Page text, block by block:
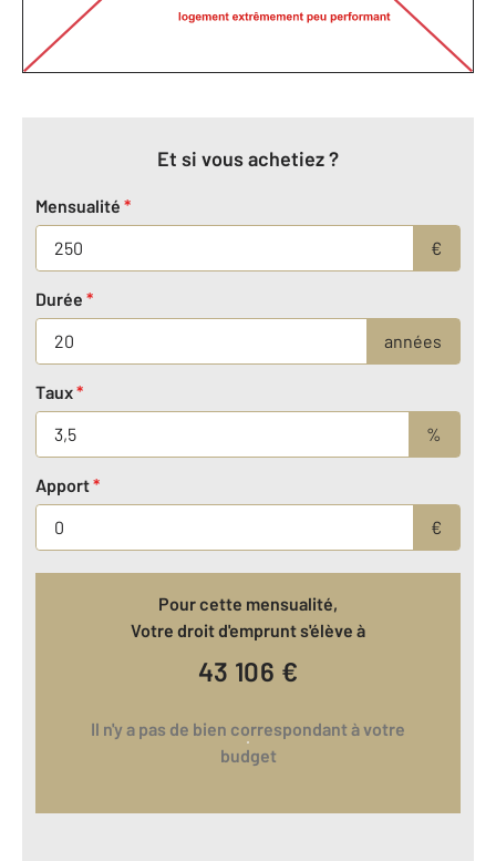
Et si vous achetiez ?
Mensualité *
€
Durée *
années
Taux*
%
Apport*
€
Pour cette mensualité,
Votre droit d'emprunt s'élève à
43 106 €
Il n'y a pas de bien correspondant à votre
budget